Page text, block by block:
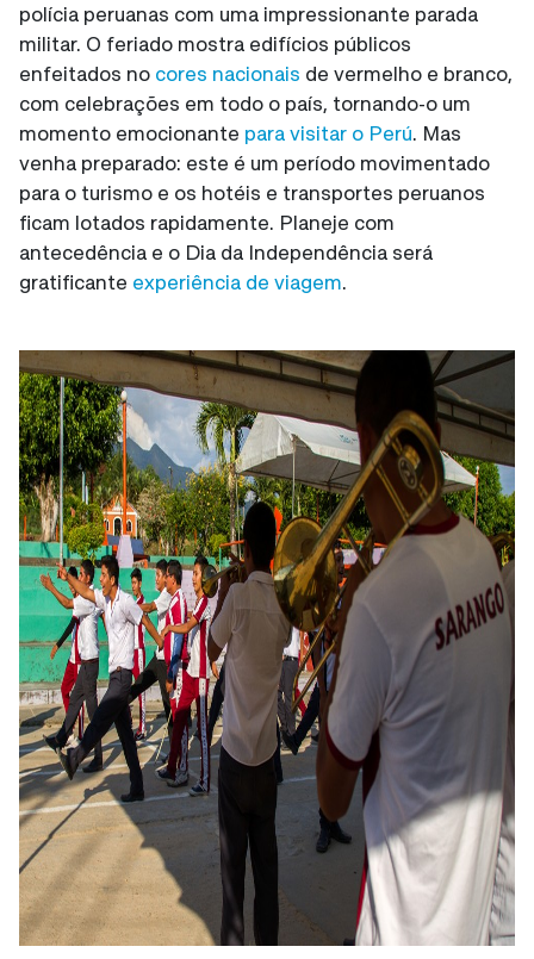
polícia peruanas com uma impressionante parada
militar. O feriado mostra edifícios públicos
enfeitados no cores nacionais de vermelho e branco,
com celebrações em todo o país, tornando-o um
momento emocionante para visitar o Perú. Mas
venha preparado: este é um período movimentado
para o turismo e os hotéis e transportes peruanos
ficam lotados rapidamente. Planeje com
antecedência e o Dia da Independência será
gratificante experiência de viagem.